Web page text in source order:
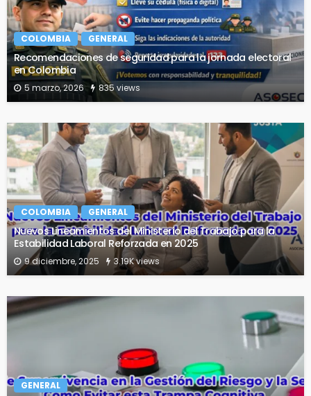
COLOMBIA GENERAL
Recomendaciones de seguridad para la jornada electoral
en Colombia
5 marzo, 2026 835 views
COLOMBIA GENERAL
Nuevos Lineamientos del Ministerio del Trabajo para la
Estabilidad Laboral Reforzada en 2025
9 diciembre, 2025 3.19K views
GENERAL